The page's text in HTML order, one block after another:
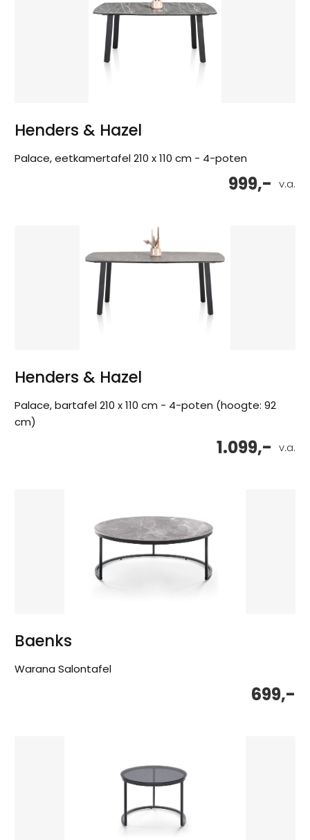
Henders & Hazel
Palace, eetkamertafel 210 x 110 cm - 4-poten
v.a.
999,-
Henders & Hazel
Palace, bartafel 210 x 110 cm - 4-poten (hoogte: 92
cm)
v.a.
1.099,-
Baenks
Warana Salontafel
699,-